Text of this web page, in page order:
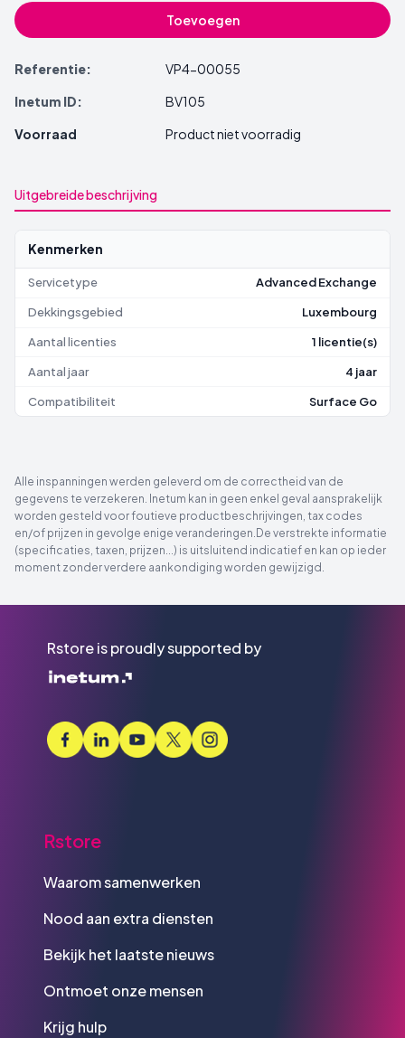
Toevoegen
Referentie:
VP4-00055
Inetum ID:
BV105
Voorraad
Product niet voorradig
Uitgebreide beschrijving
Kenmerken
Servicetype Advanced Exchange
Dekkingsgebied Luxembourg
Aantal licenties 1 licentie(s)
Aantal jaar 4 jaar
Compatibiliteit Surface Go
Alle inspanningen werden geleverd om de correctheid van de
gegevens te verzekeren. Inetum kan in geen enkel geval aansprakelijk
worden gesteld voor foutieve productbeschrijvingen, tax codes
en/of prijzen in gevolge enige veranderingen.De verstrekte informatie
(specificaties, taxen, prijzen...) is uitsluitend indicatief en kan op ieder
moment zonder verdere aankondiging worden gewijzigd.
Rstore is proudly supported by
Rstore
Waarom samenwerken
Nood aan extra diensten
Bekijk het laatste nieuws
Ontmoet onze mensen
Krijg hulp